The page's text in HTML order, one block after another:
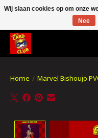
CRACH CARD CLUB , The best
Home / Marvel Bishoujo
Product
Wij slaan cookies op om onze
Nee